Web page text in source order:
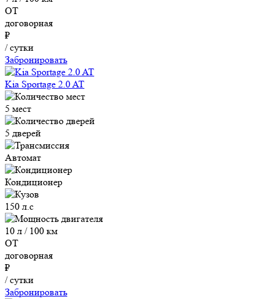
ОТ
договорная
₽
/ сутки
Забронировать
Kia Sportage 2.0 AT
5 мест
5 дверей
Автомат
Кондиционер
150 л.с
10 л / 100 км
ОТ
договорная
₽
/ сутки
Забронировать